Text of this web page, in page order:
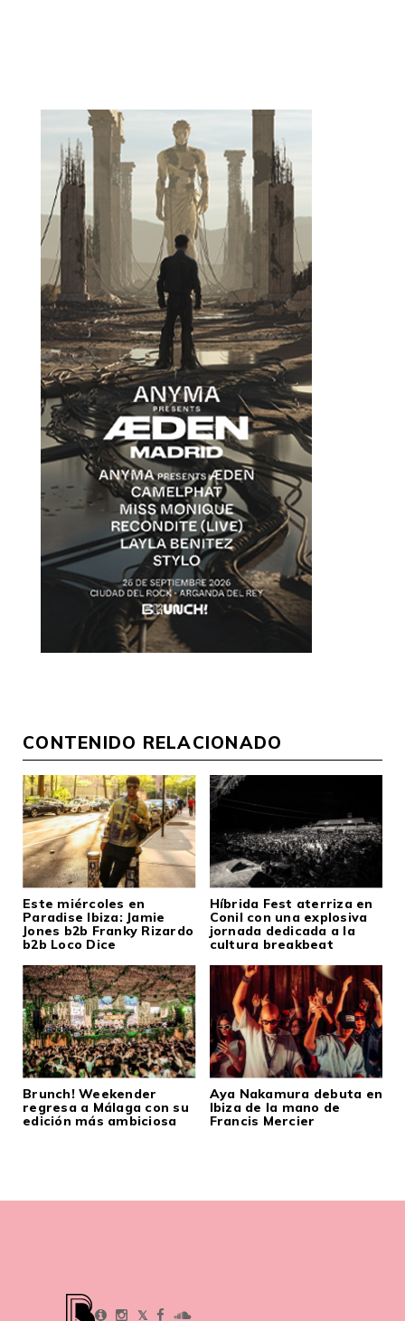
CONTENIDO RELACIONADO
Este miércoles en
Paradise Ibiza: Jamie
Jones b2b Franky Rizardo
b2b Loco Dice
Híbrida Fest aterriza en
Conil con una explosiva
jornada dedicada a la
cultura breakbeat
Brunch! Weekender
regresa a Málaga con su
edición más ambiciosa
Aya Nakamura debuta en
Ibiza de la mano de
Francis Mercier
𝕏